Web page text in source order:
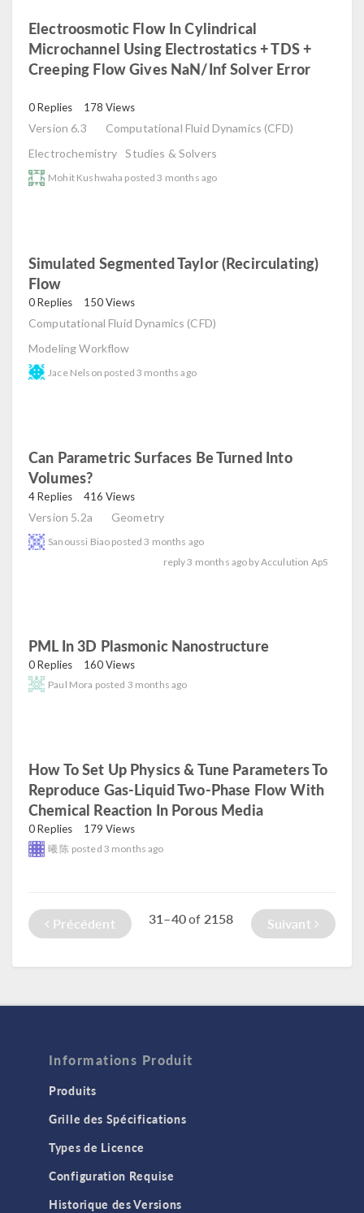
Electroosmotic Flow In Cylindrical
Microchannel Using Electrostatics + TDS +
Creeping Flow Gives NaN/Inf Solver Error
0 Replies 178 Views
Version 6.3
Computational Fluid Dynamics (CFD)
Electrochemistry
Studies & Solvers
Mohit Kushwaha posted3 months ago
Simulated Segmented Taylor (Recirculating)
Flow
0 Replies 150 Views
Computational Fluid Dynamics (CFD)
Modeling Workflow
Jace Nelson posted3 months ago
Can Parametric Surfaces Be Turned Into
Volumes?
4 Replies 416 Views
Version 5.2a Geometry
Sanoussi Biao posted3 months ago
reply3 months ago byAcculution ApS
PML In 3D Plasmonic Nanostructure
0 Replies 160 Views
Paul Mora posted 3 months ago
How To Set Up Physics & Tune Parameters To
Reproduce Gas-Liquid Two-Phase Flow With
Chemical Reaction In Porous Media
0 Replies 179 Views
曦 陈 posted 3 months ago
Précédent 31–40of 2158 Suivant
Informations Produit
Produits
Grille des Spécifications
Types de Licence
Configuration Requise
Historique des Versions